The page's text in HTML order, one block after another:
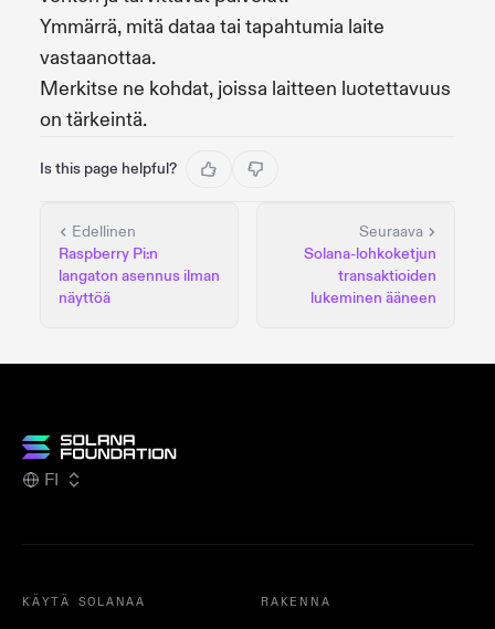
Ymmärrä, mitä dataa tai tapahtumia laite
vastaanottaa.
Merkitse ne kohdat, joissa laitteen luotettavuus
on tärkeintä.
Is this page helpful?
Edellinen
Raspberry Pi:n
langaton asennus ilman
näyttöä
Seuraava
Solana-lohkoketjun
transaktioiden
lukeminen ääneen
FI
KÄYTÄ SOLANAA RAKENNA